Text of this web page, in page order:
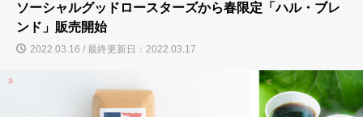
ソーシャルグッドロースターズから春限定「ハル・ブレ
ンド」販売開始
2022.03.16 / 最終更新日：2022.03.17